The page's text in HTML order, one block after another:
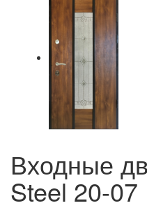
Входные
Steel 20-07